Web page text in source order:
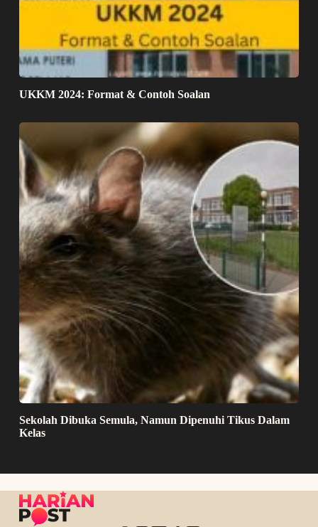
UKKM 2024: Format & Contoh Soalan
Sekolah Dibuka Semula, Namun Dipenuhi Tikus Dalam
Kelas